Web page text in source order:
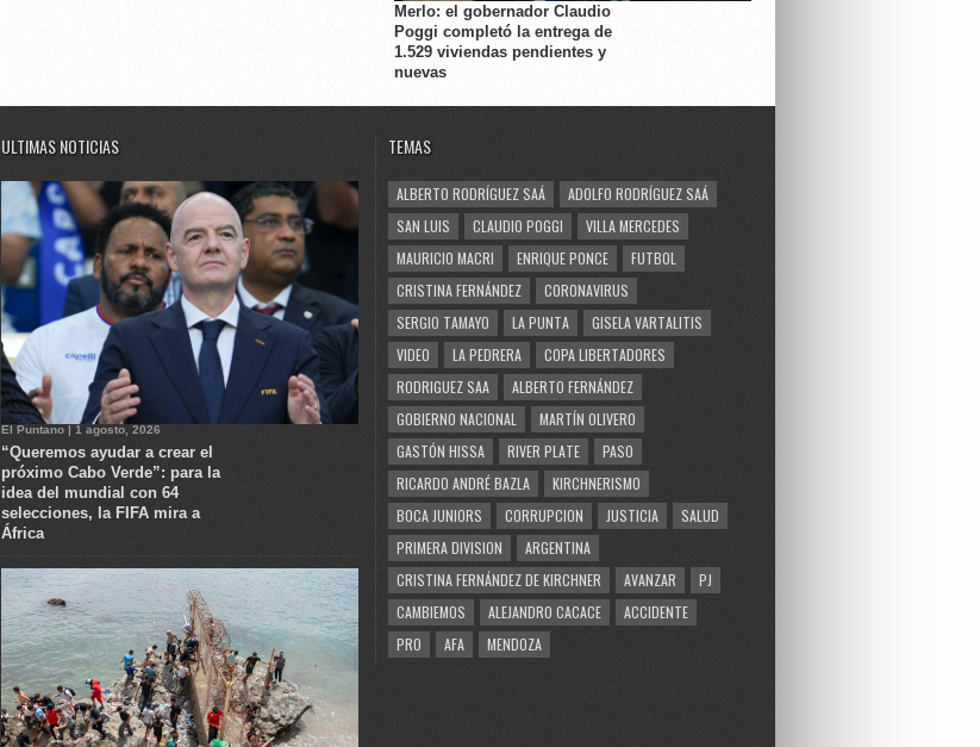
Merlo: el gobernador Claudio
Poggi completó la entrega de
1.529 viviendas pendientes y
nuevas
ULTIMAS NOTICIAS
El Puntano | 1 agosto, 2026
“Queremos ayudar a crear el
próximo Cabo Verde”: para la
idea del mundial con 64
selecciones, la FIFA mira a
África
TEMAS
ALBERTO RODRÍGUEZ SAÁ
ADOLFO RODRÍGUEZ SAÁ
SAN LUIS
CLAUDIO POGGI
VILLA MERCEDES
MAURICIO MACRI
ENRIQUE PONCE
FUTBOL
CRISTINA FERNÁNDEZ
CORONAVIRUS
SERGIO TAMAYO
LA PUNTA
GISELA VARTALITIS
VIDEO
LA PEDRERA
COPA LIBERTADORES
RODRIGUEZ SAA
ALBERTO FERNÁNDEZ
GOBIERNO NACIONAL
MARTÍN OLIVERO
GASTÓN HISSA
RIVER PLATE
PASO
RICARDO ANDRÉ BAZLA
KIRCHNERISMO
BOCA JUNIORS
CORRUPCION JUSTICIA
SALUD
PRIMERA DIVISION
ARGENTINA
CRISTINA FERNÁNDEZ DE KIRCHNER
AVANZAR
PJ
CAMBIEMOS
ALEJANDRO CACACE
ACCIDENTE
PRO
AFA MENDOZA